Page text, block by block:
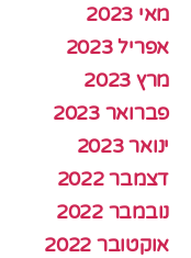
מאי 2023
אפריל 2023
מרץ 2023
פברואר 2023
ינואר 2023
דצמבר 2022
נובמבר 2022
אוקטובר 2022